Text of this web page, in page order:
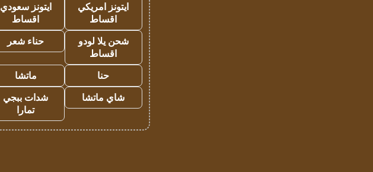
ايتونز امريكي
اقساط
ايتونز سعودي
اقساط
شحن يلا لودو
اقساط
حناء شعر
حنا
ماتشا
شاي ماتشا
شدات ببجي
تمارا